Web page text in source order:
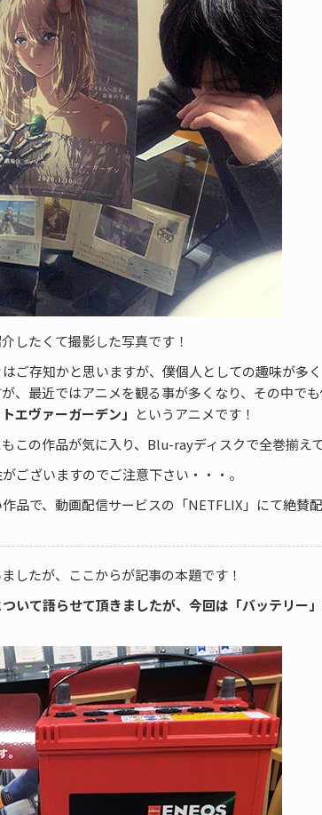
したくて撮影した写真です！
ご存知かと思いますが、僕個人としての趣味が多
、最近ではアニメを観る事が多くなり、その中で
エヴァーガーデン」 というアニメです！
この作品が気に入り、Blu-rayディスクで全巻揃え
ございますのでご注意下さい・・・。
品で、動画配信サービスの「NETFLIX」にて絶賛
したが、ここからが記事の本題です！
いて語らせて頂きましたが、今回は「バッテリー